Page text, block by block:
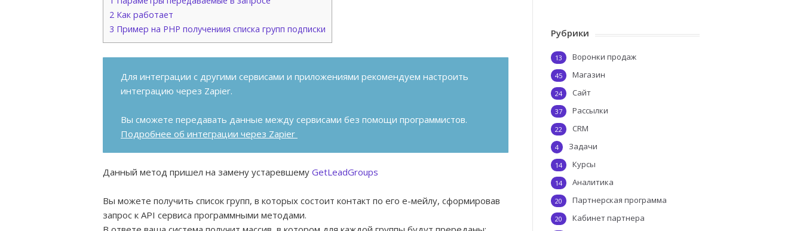
2 Как работает
3 Пример на PHP получениия списка групп подписки
Для интеграции с другими сервисами и приложениями рекомендуем настроить
интеграцию через Zapier.
Вы сможете передавать данные между сервисами без помощи программистов.
Подробнее об интеграции через Zapier
Данный метод пришел на замену устаревшему GetLeadGroups
Вы можете получить список групп, в которых состоит контакт по его е-мейлу, сформировав
запрос к API сервиса программными методами.
Рубрики
Воронки продаж
13
Магазин
45
Сайт
24
Рассылки
37
CRM
22
Задачи
4
Курсы
14
Аналитика
14
Партнерская программа
20
Кабинет партнера
20